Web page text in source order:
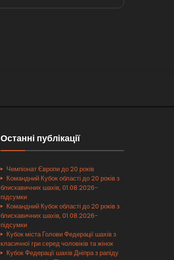
Останні публікації
Чемпіонат Європи до 20 років
Командний Кубок області до 20 років з
блискавичних шахів, 01.08.2026-
підсумки
Командний Кубок області до 20 років з
блискавичних шахів, 01.08.2026-
підсумки
Кубок міста Голови Федерації шахів з
класичної гри серед чоловіків та жінок
Кубок Федерації шахів Дніпра з рапіду